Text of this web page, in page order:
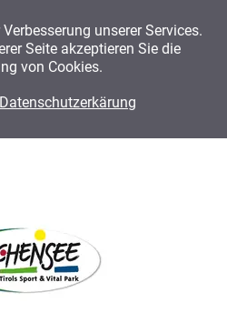
unserer Services.
Seite akzeptieren Sie die
von Cookies.
Datenschutzerkärung